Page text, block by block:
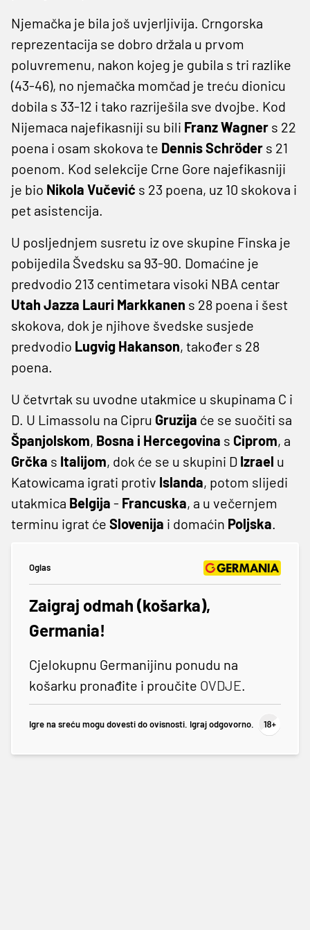
Njemačka je bila još uvjerljivija. Crngorska
reprezentacija se dobro držala u prvom
poluvremenu, nakon kojeg je gubila s tri razlike
(43-46), no njemačka momčad je treću dionicu
dobila s 33-12 i tako razriješila sve dvojbe. Kod
Nijemaca najefikasniji su bili Franz Wagner s 22
poena i osam skokova te Dennis Schröder s 21
poenom. Kod selekcije Crne Gore najefikasniji
je bio Nikola Vučević s 23 poena, uz 10 skokova i
pet asistencija.
U posljednjem susretu iz ove skupine Finska je
pobijedila Švedsku sa 93-90. Domaćine je
predvodio 213 centimetara visoki NBA centar
Utah Jazza Lauri Markkanen s 28 poena i šest
skokova, dok je njihove švedske susjede
predvodio Lugvig Hakanson, također s 28
poena.
U četvrtak su uvodne utakmice u skupinama C i
D. U Limassolu na Cipru Gruzija će se suočiti sa
Španjolskom, Bosna i Hercegovina s Ciprom, a
Grčka s Italijom, dok će se u skupini D Izrael u
Katowicama igrati protiv Islanda, potom slijedi
utakmica Belgija - Francuska, a u večernjem
terminu igrat će Slovenija i domaćin Poljska.
Oglas
Zaigraj odmah (košarka),
Germania!
Cjelokupnu Germanijinu ponudu na
košarku pronađite i proučite OVDJE.
Igre na sreću mogu dovesti do ovisnosti. Igraj odgovorno.